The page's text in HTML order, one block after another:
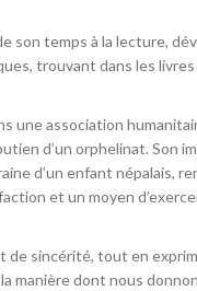
son temps à la lecture,
trouvant dans les
une association
d’un orphelinat. Son
d’un enfant népalais,
et un moyen
de sincérité, tout en
manière dont nous